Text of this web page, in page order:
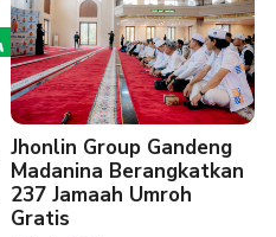
Jhonlin Group Gandeng
Madanina Berangkatkan
237 Jamaah Umroh
Gratis